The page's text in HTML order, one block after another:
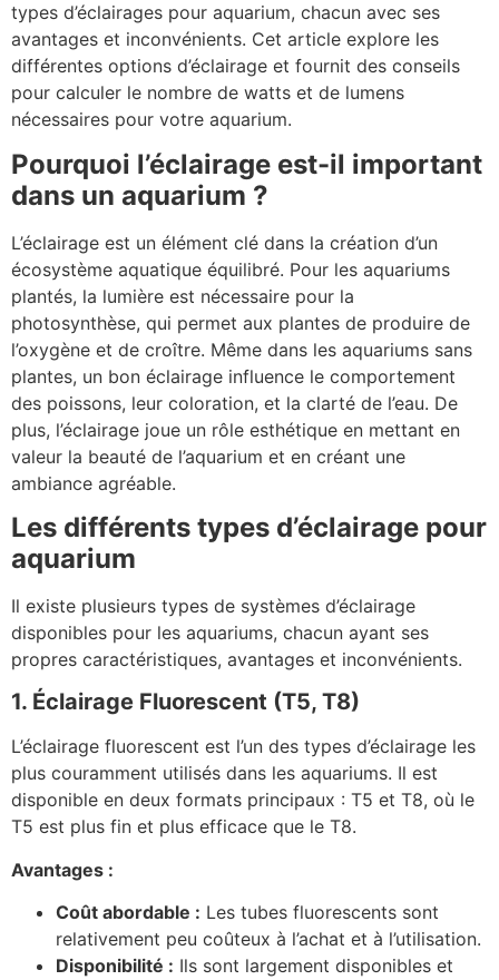
types d’éclairages pour aquarium, chacun avec ses
avantages et inconvénients. Cet article explore les
différentes options d’éclairage et fournit des conseils
pour calculer le nombre de watts et de lumens
nécessaires pour votre aquarium.
Pourquoi l’éclairage est-il important
dans un aquarium ?
L’éclairage est un élément clé dans la création d’un
écosystème aquatique équilibré. Pour les aquariums
plantés, la lumière est nécessaire pour la
photosynthèse, qui permet aux plantes de produire de
l’oxygène et de croître. Même dans les aquariums sans
plantes, un bon éclairage influence le comportement
des poissons, leur coloration, et la clarté de l’eau. De
plus, l’éclairage joue un rôle esthétique en mettant en
valeur la beauté de l’aquarium et en créant une
ambiance agréable.
Les différents types d’éclairage pour
aquarium
Il existe plusieurs types de systèmes d’éclairage
disponibles pour les aquariums, chacun ayant ses
propres caractéristiques, avantages et inconvénients.
1. Éclairage Fluorescent (T5, T8)
L’éclairage fluorescent est l’un des types d’éclairage les
plus couramment utilisés dans les aquariums. Il est
disponible en deux formats principaux : T5 et T8, où le
T5 est plus fin et plus efficace que le T8.
Avantages :
Coût abordable : Les tubes fluorescents sont
relativement peu coûteux à l’achat et à l’utilisation.
Disponibilité : Ils sont largement disponibles et